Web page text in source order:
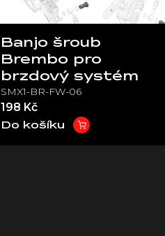
Banjo šroub
Brembo pro
brzdový systém
SMX1-BR-FW-06
198 Kč
Do košíku